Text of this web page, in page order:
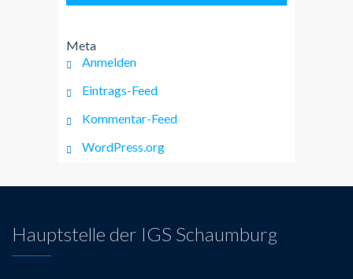
Meta
Anmelden
Eintrags-Feed
Kommentar-Feed
WordPress.org
Hauptstelle der IGS Schaumburg